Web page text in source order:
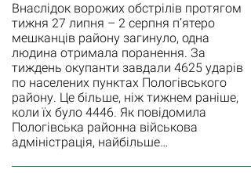
Внаслідок ворожих обстрілів протягом
тижня 27 липня – 2 серпня п’ятеро
мешканців району загинуло, одна
людина отримала поранення. За
тиждень окупанти завдали 4625 ударів
по населених пунктах Пологівського
району. Це більше, ніж тижнем раніше,
коли їх було 4446. Як повідомила
Пологівська районна військова
адміністрація, найбільше…